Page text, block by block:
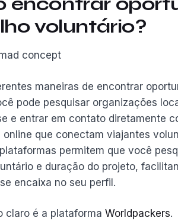
voluntário?
maneiras de encontrar
pode pesquisar organizações
e entrar em contato diretamente
online que conectam viajantes
permitem que você
e duração do projeto,
encaixa no seu perfil.
claro é a plataforma Worldpackers.